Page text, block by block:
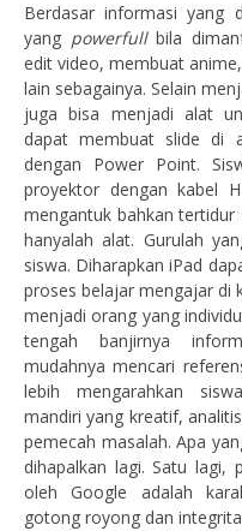
Berdasar informasi yang
yang powerfullbila
edit video, membuat
lain sebagainya. Selain
juga bisa menjadi alat
dapat membuat slide di
dengan Power Point.
proyektor dengan kabel
mengantuk bahkan
hanyalah alat. Gurulah
siswa. Diharapkan iPad
proses belajar mengajar di
menjadi orang yang
tengah banjirnya
mudahnya mencari
lebih mengarahkan
mandiri yang kreatif,
pemecah masalah. Apa
dihapalkan lagi. Satu lagi,
oleh Google adalah
gotong royong dan